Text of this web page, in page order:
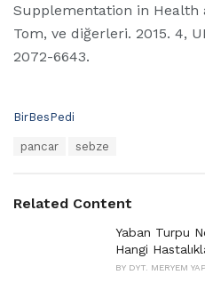
Supplementation in Health
Tom, ve diğerleri. 2015. 4,
2072-6643.
C
r
BirBesPedi
:
pancar sebze
Related Content
Yaban Turpu
Hangi
BY DYT. MERYEM